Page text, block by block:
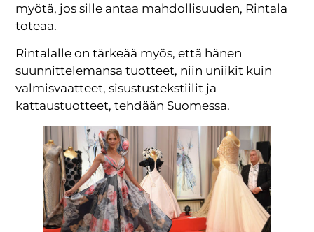
myötä, jos sille antaa mahdollisuuden, Rintala
toteaa.
Rintalalle on tärkeää myös, että hänen
suunnittelemansa tuotteet, niin uniikit kuin
valmisvaatteet, sisustustekstiilit ja
kattaustuotteet, tehdään Suomessa.